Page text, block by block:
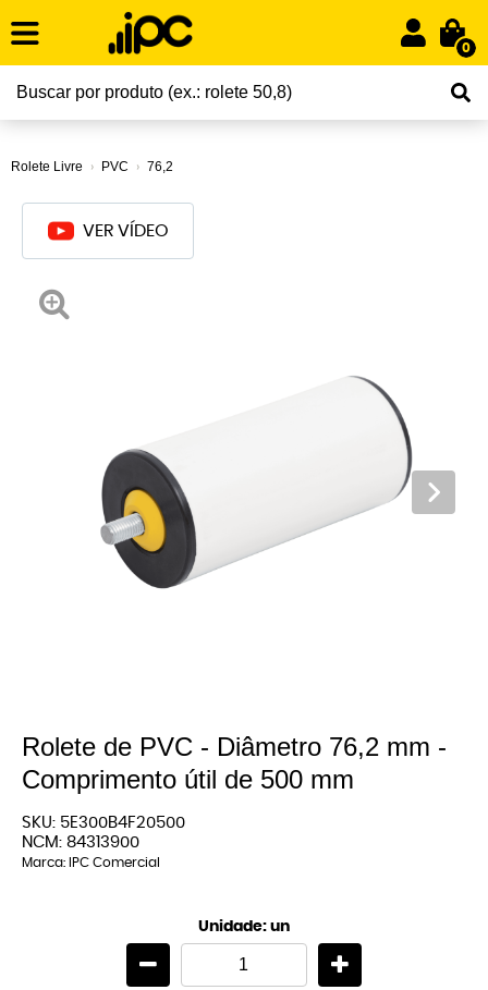
0
Rolete Livre PVC 76,2
Rolete de PVC - Diâmetro 76,2 mm -
Comprimento útil de 500 mm
SKU: 5E300B4F20500
NCM: 84313900
Marca: IPC Comercial
VER VÍDEO
Unidade: un